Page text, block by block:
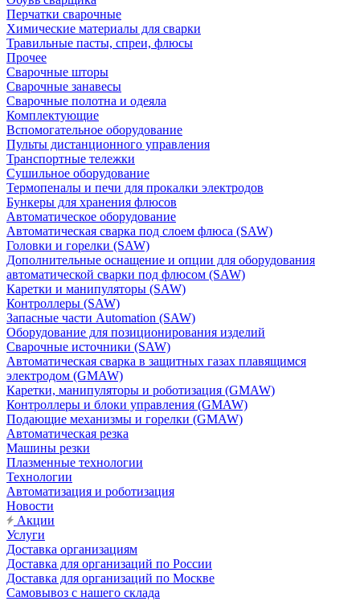
Перчатки сварочные
Химические материалы для сварки
Травильные пасты, спреи, флюсы
Прочее
Сварочные шторы
Сварочные занавесы
Сварочные полотна и одеяла
Комплектующие
Вспомогательное оборудование
Пульты дистанционного управления
Транспортные тележки
Сушильное оборудование
Термопеналы и печи для прокалки электродов
Бункеры для хранения флюсов
Автоматическое оборудование
Автоматическая сварка под слоем флюса (SAW)
Головки и горелки (SAW)
Дополнительные оснащение и опции для оборудования
автоматической сварки под флюсом (SAW)
Каретки и манипуляторы (SAW)
Контроллеры (SAW)
Запасные части Automation (SAW)
Оборудование для позиционирования изделий
Сварочные источники (SAW)
Автоматическая сварка в защитных газах плавящимся
электродом (GMAW)
Каретки, манипуляторы и роботизация (GMAW)
Контроллеры и блоки управления (GMAW)
Подающие механизмы и горелки (GMAW)
Автоматическая резка
Машины резки
Плазменные технологии
Технологии
Автоматизация и роботизация
Новости
Акции
Услуги
Доставка организациям
Доставка для организаций по России
Доставка для организаций по Москве
Самовывоз с нашего склада